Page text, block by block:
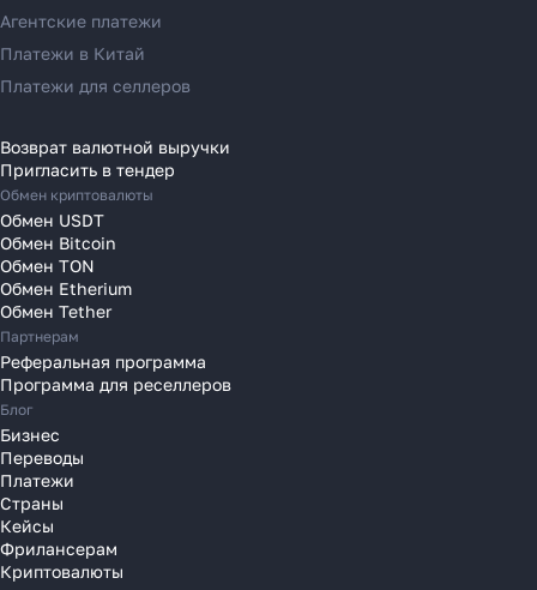
Переводы в Ирландию
Переводы в Испанию
Переводы в Италию
Переводы в Латвию
Переводы в Литву
Переводы в Молдавию
Переводы в Монако
Переводы в Нидерланды
Переводы в Польшу
Переводы в Португалию
Переводы в Румынию
Переводы в Сербию
Переводы в Словакию
Переводы в Словению
Переводы в Финляндию
Переводы в Францию
Переводы в Хорватию
Агентские платежи
Платежи в Китай
Платежи для селлеров
Возврат валютной выручки
Пригласить в тендер
Обмен криптовалюты
Обмен USDT
Обмен Bitcoin
Обмен TON
Обмен Etherium
Обмен Tether
Партнерам
Реферальная программа
Программа для реселлеров
Блог
Бизнес
Переводы
Платежи
Страны
Кейсы
Фрилансерам
Криптовалюты